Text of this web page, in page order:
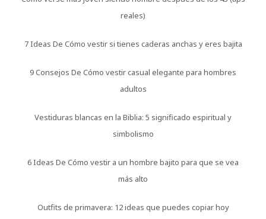
reales)
7 Ideas De Cómo vestir si tienes caderas anchas y eres bajita
9 Consejos De Cómo vestir casual elegante para hombres
adultos
Vestiduras blancas en la Biblia: 5 significado espiritual y
simbolismo
6 Ideas De Cómo vestir a un hombre bajito para que se vea
más alto
Outfits de primavera: 12 ideas que puedes copiar hoy